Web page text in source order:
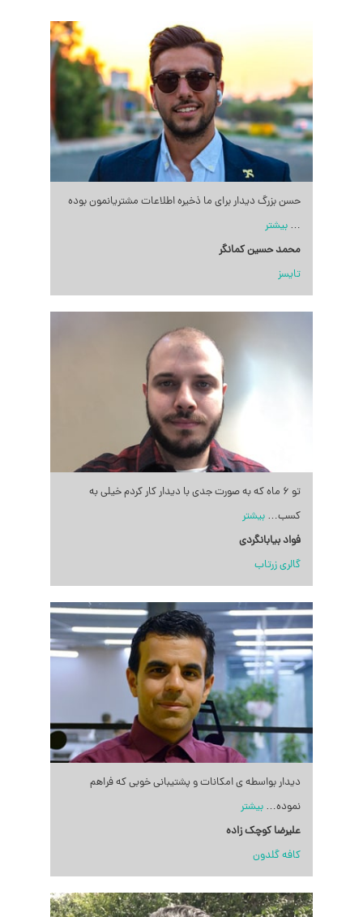
حسن بزرگ دیدار برای ما ذخیره اطلاعات مشتریانمون بوده
… بیشتر
محمد حسین کمانگر
تایسز
تو ۶ ماه که به صورت جدی با دیدار کار کردم خیلی به
کسب… بیشتر
فواد بیابانگردی
گالری زرتاب
دیدار بواسطه ی امکانات و پشتیبانی خوبی که فراهم
نموده… بیشتر
علیرضا کوچک زاده
کافه گلدون